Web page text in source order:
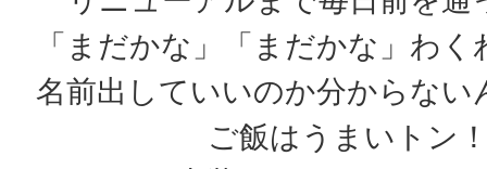
「まだかな」「まだかな」わ
名前出していいのか分からない
ご飯はうまいトン